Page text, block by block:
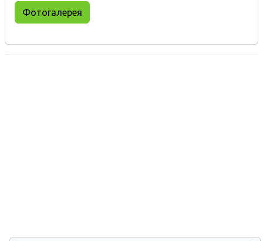
Фотогалерея